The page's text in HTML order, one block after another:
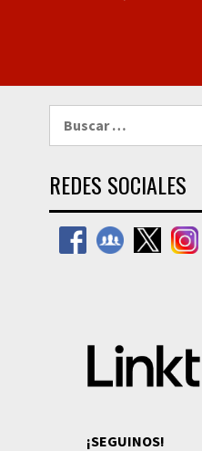
REDES SOCIALES
¡SEGUINOS!